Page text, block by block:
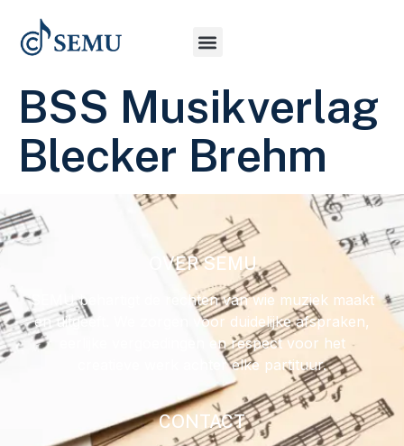
BSS Musikverlag
Blecker Brehm
OVER SEMU
SEMU behartigt de rechten van wie muziek maakt
en uitgeeft. We zorgen voor duidelijke afspraken,
eerlijke vergoedingen en respect voor het
creatieve werk achter elke partituur.
CONTACT